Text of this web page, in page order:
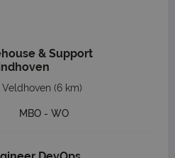
& Support
Veldhoven (6 km)
MBO - WO